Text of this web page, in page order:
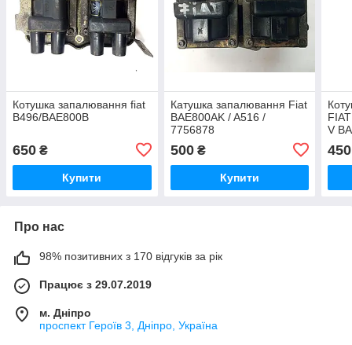
Котушка запалювання fiat
B496/BAE800B
650 ₴
Купити
Катушка запалювання Fiat
BAE800AK / A516 /
7756878
500₴
Купити
V
450
Про нас
98% позитивних з 170 відгуків за рік
Працює з 29.07.2019
м. Дніпро
проспект Героїв 3, Дніпро, Україна